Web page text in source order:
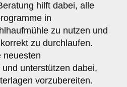
hilft dabei, alle
in
zu nutzen und
zu durchlaufen.
neuesten
unterstützen dabei,
vorzubereiten.